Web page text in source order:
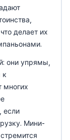
делает их
они упрямы,
к
многих
если
Мини-